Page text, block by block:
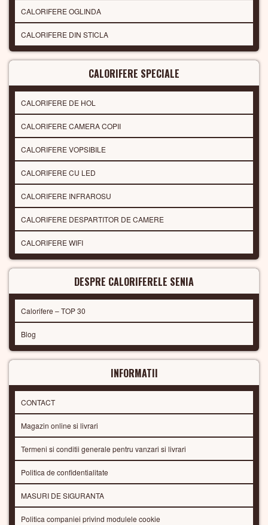
CALORIFERE OGLINDA
CALORIFERE DIN STICLA
CALORIFERE SPECIALE
CALORIFERE DE HOL
CALORIFERE CAMERA COPII
CALORIFERE VOPSIBILE
CALORIFERE CU LED
CALORIFERE INFRAROSU
CALORIFERE DESPARTITOR DE CAMERE
CALORIFERE WIFI
DESPRE CALORIFERELE SENIA
Calorifere – TOP 30
Blog
INFORMATII
CONTACT
Magazin online si livrari
Termeni si conditii generale pentru vanzari si livrari
Politica de confidentialitate
MASURI DE SIGURANTA
Politica companiei privind modulele cookie